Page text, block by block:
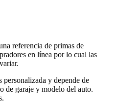
referencia de primas de
en línea por lo cual las
y depende de
de garaje y modelo del auto.